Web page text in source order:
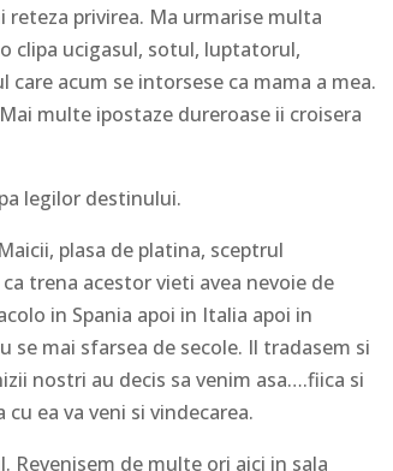
privirea. Ma urmarise multa
clipa ucigasul, sotul, luptatorul,
acum se intorsese ca mama a mea.
multe ipostaze dureroase ii croisera
legilor destinului.
plasa de platina, sceptrul
trena acestor vieti avea nevoie de
in Spania apoi in Italia apoi in
se mai sfarsea de secole. Il tradasem si
nostri au decis sa venim asa….fiica si
ea va veni si vindecarea.
Revenisem de multe ori aici in sala